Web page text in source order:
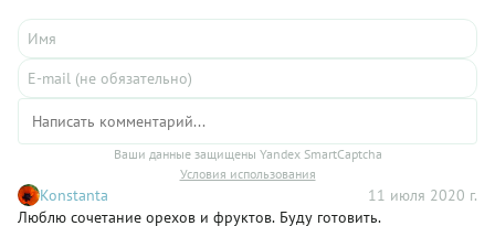
Ваши данные защищены Yandex SmartCaptcha
Условия использования
Konstanta
11 июля 2020 г.
Люблю сочетание орехов и фруктов. Буду готовить.